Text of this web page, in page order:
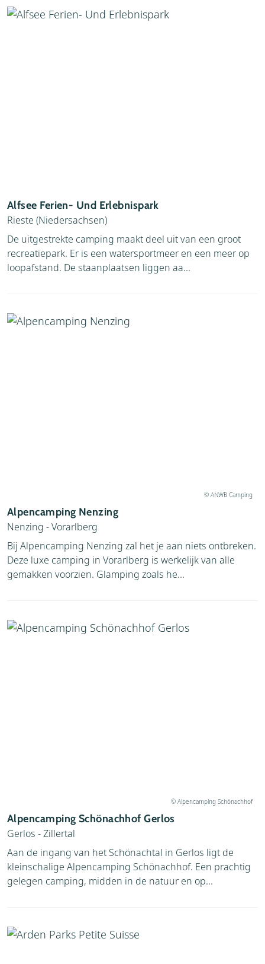
Alfsee Ferien- Und Erlebnispark
Rieste (Niedersachsen)
De uitgestrekte camping maakt deel uit van een groot
recreatiepark. Er is een watersportmeer en een meer op
loopafstand. De staanplaatsen liggen aa...
© ANWB Camping
Alpencamping Nenzing
Nenzing - Vorarlberg
Bij Alpencamping Nenzing zal het je aan niets ontbreken.
Deze luxe camping in Vorarlberg is werkelijk van alle
gemakken voorzien. Glamping zoals he...
© Alpencamping Schönachhof
Alpencamping Schönachhof Gerlos
Gerlos - Zillertal
Aan de ingang van het Schönachtal in Gerlos ligt de
kleinschalige Alpencamping Schönachhof. Een prachtig
gelegen camping, midden in de natuur en op...